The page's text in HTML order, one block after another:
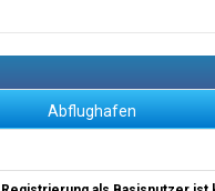
Abflughafen